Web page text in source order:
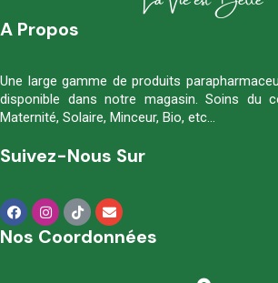
A Propos
Une large gamme de produits
disponible dans notre magasin. Soins du
Maternité, Solaire, Minceur, Bio, etc…
Suivez-Nous Sur
Nos Coordonnées